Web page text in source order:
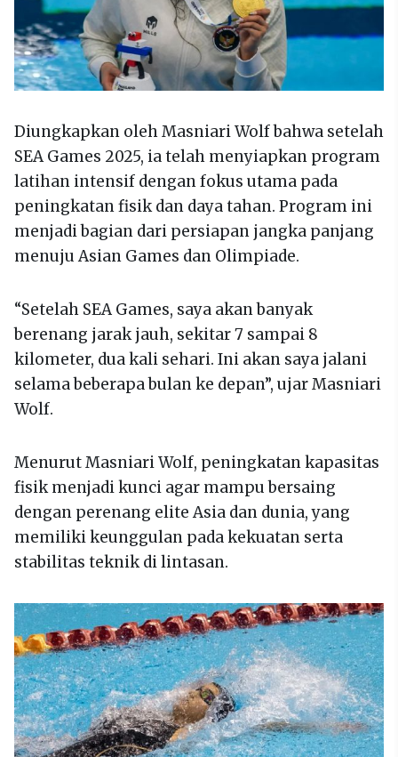
Diungkapkan oleh Masniari Wolf bahwa setelah
SEA Games 2025, ia telah menyiapkan program
latihan intensif dengan fokus utama pada
peningkatan fisik dan daya tahan. Program ini
menjadi bagian dari persiapan jangka panjang
menuju Asian Games dan Olimpiade.
“Setelah SEA Games, saya akan banyak
berenang jarak jauh, sekitar 7 sampai 8
kilometer, dua kali sehari. Ini akan saya jalani
selama beberapa bulan ke depan”, ujar Masniari
Wolf.
Menurut Masniari Wolf, peningkatan kapasitas
fisik menjadi kunci agar mampu bersaing
dengan perenang elite Asia dan dunia, yang
memiliki keunggulan pada kekuatan serta
stabilitas teknik di lintasan.